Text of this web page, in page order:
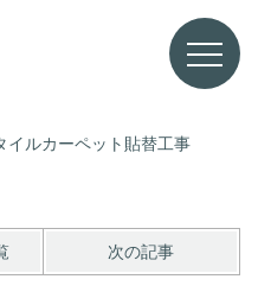
イルカーペット貼替工事
次の記事